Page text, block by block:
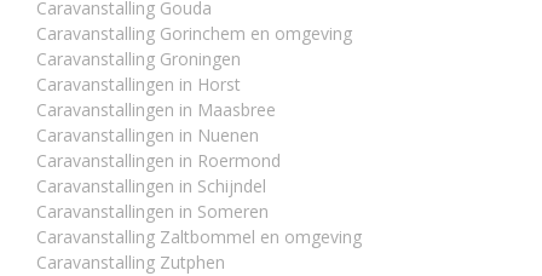
Caravanstalling Gouda
Caravanstalling Gorinchem en omgeving
Caravanstalling Groningen
Caravanstallingen in Horst
Caravanstallingen in Maasbree
Caravanstallingen in Nuenen
Caravanstallingen in Roermond
Caravanstallingen in Schijndel
Caravanstallingen in Someren
Caravanstalling Zaltbommel en omgeving
Caravanstalling Zutphen